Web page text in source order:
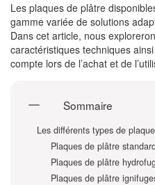
Les plaques de plâtre
gamme variée de solutions
Dans cet article, nous
caractéristiques techniques
compte lors de l’achat et de
Sommaire
Les différents types de
Plaques de plâtre
Plaques de plâtre
Plaques de plâtre